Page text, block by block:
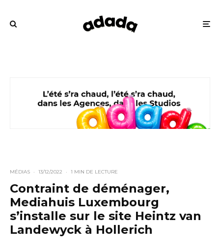
MÉDIAS · 13/12/2022 · 1 MIN DE LECTURE
Contraint de déménager,
Mediahuis Luxembourg
s’installe sur le site Heintz van
Landewyck à Hollerich